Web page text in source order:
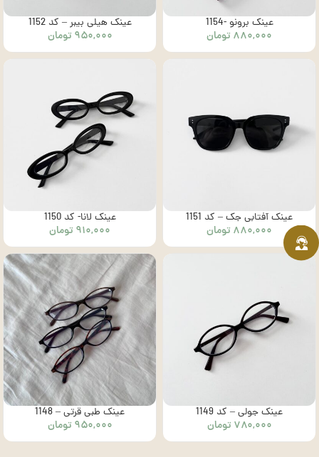
عینک برونو -1154
۸۸۰,۰۰۰ تومان
عینک هیلی بیبر – کد 1152
۹۵۰,۰۰۰ تومان
عینک آفتابی جک – کد 1151
۸۸۰,۰۰۰ تومان
عینک لانا- کد 1150
۹۱۰,۰۰۰ تومان
عینک جولی – کد 1149
۷۸۰,۰۰۰ تومان
عینک طبی قرتی – 1148
۹۵۰,۰۰۰ تومان